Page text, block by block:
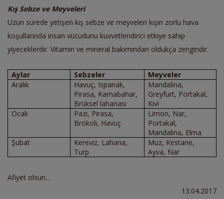
Kış Sebze ve Meyveleri
Uzun sürede yetişen kış sebze ve meyveleri kışın zorlu hava
koşullarında insan vücudunu kuvvetlendirici etkiye sahip
yiyeceklerdir. Vitamin ve mineral bakımından oldukça zengindir.
Aylar Sebzeler
Meyveler
Aralık
Havuç, Ispanak,
Pırasa, Karnabahar,
Brüksel lahanası
Mandalina,
Greyfurt, Portakal,
Kivi
Ocak
Pazı, Pırasa,
Brokoli, Havuç
Limon, Nar,
Portakal,
Mandalina, Elma
Şubat
Kereviz, Lahana,
Turp
Muz, Kestane,
Ayva, Nar
Afiyet olsun...
13.04.2017